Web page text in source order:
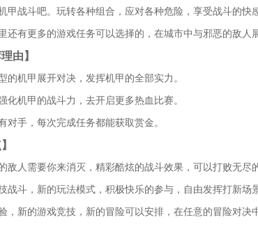
甲战斗吧。玩转各种组合，应对各种危险，享受战斗的快
还有更多的游戏任务可以选择的，在城市中与邪恶的敌人
由】
的机甲展开对决，发挥机甲的全部实力。
化机甲的战斗力，去开启更多热血比赛。
对手，每次完成任务都能获取赏金。
敌人需要你来消灭，精彩酷炫的战斗效果，可以打败无尽
战斗，新的玩法模式，积极快乐的参与，自由发挥打新场
，新的游戏竞技，新的冒险可以安排，在任意的冒险对决